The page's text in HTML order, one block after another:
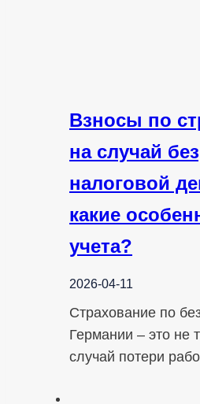
Взносы по
на случай
налоговой
какие
учета?
2026-04-11
Страхование по
Германии – это не
случай потери